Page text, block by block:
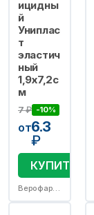
ицидны
й
Униплас
т
эластич
ный
1,9х7,2с
м
7₽ -10%
от6.3
₽
КУПИТЬ
Верофарм ООО (Воронежский филиал)